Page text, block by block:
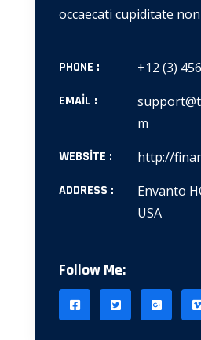
occaecati cupiditate
PHONE : +12 (3)
EMAIL :
m
WEBSITE : http://
ADDRESS :
Envanto
USA
Follow Me: